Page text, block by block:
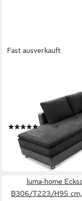
Fast ausverkauft
Bettkasten, Regal,
Topper, Schwenkteil
(3)
1.799,00 € UVP
-36%
lieferbar - in 5-6
luma-home
B306/T223/H95 cm,